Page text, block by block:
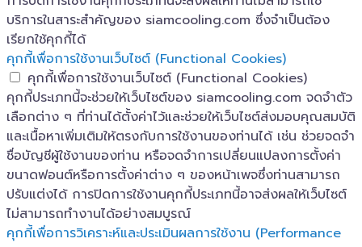
บริการในสาระสำคัญของ siamcooling.com ซึ่งจำเป็นต้อง
เรียกใช้คุกกี้ได้
คุกกี้เพื่อการใช้งานเว็บไซต์ (Functional Cookies)
คุกกี้เพื่อการใช้งานเว็บไซต์ (Functional Cookies)
คุกกี้ประเภทนี้จะช่วยให้เว็บไซต์ของ siamcooling.com จดจำตัว
เลือกต่าง ๆ ที่ท่านได้ตั้งค่าไว้และช่วยให้เว็บไซต์ส่งมอบคุณสมบัติ
และเนื้อหาเพิ่มเติมให้ตรงกับการใช้งานของท่านได้ เช่น ช่วยจดจำ
ชื่อบัญชีผู้ใช้งานของท่าน หรือจดจำการเปลี่ยนแปลงการตั้งค่า
ขนาดฟอนต์หรือการตั้งค่าต่าง ๆ ของหน้าเพจซึ่งท่านสามารถ
ปรับแต่งได้ การปิดการใช้งานคุกกี้ประเภทนี้อาจส่งผลให้เว็บไซต์
ไม่สามารถทำงานได้อย่างสมบูรณ์
คุกกี้เพื่อการวิเคราะห์และประเมินผลการใช้งาน (Performance